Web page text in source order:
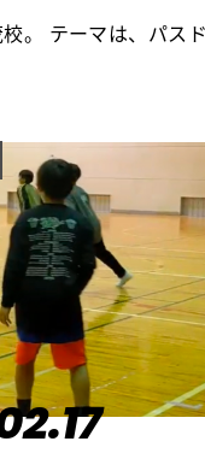
。 テーマは、パス